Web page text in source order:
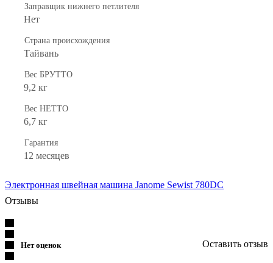
Заправщик нижнего петлителя
Нет
Страна происхождения
Тайвань
Вес БРУТТО
9,2 кг
Вес НЕТТО
6,7 кг
Гарантия
12 месяцев
Электронная швейная машина Janome Sewist 780DC
Отзывы
Нет оценок Оставить отзыв